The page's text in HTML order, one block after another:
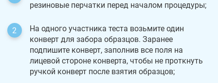
резиновые перчатки перед началом процедуры;
На одного участника теста возьмите один
конверт для забора образцов. Заранее
подпишите конверт, заполнив все поля на
лицевой стороне конверта, чтобы не проткнуть
ручкой конверт после взятия образцов;